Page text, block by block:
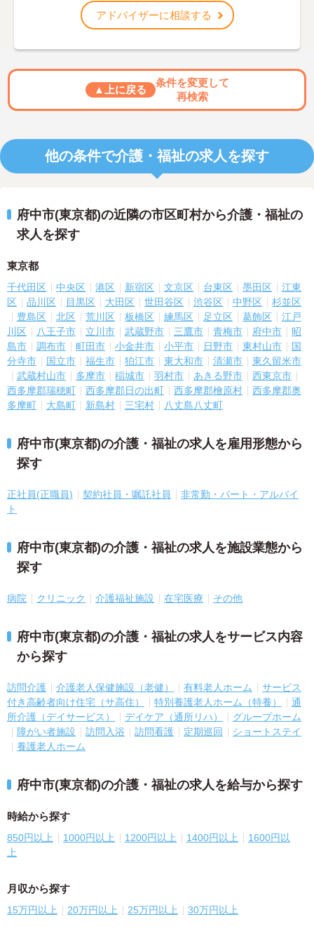
アドバイザーに相談する
▲上に戻る
条件を変更して
再検索
他の条件で介護・福祉の求人を探す
府中市(東京都)の近隣の市区町村から介護・福祉の
求人を探す
東京都
千代田区 中央区 港区 新宿区 文京区 台東区 墨田区
江東
区
品川区 目黒区 大田区 世田谷区 渋谷区 中野区
杉並区
豊島区
北区 荒川区 板橋区 練馬区 足立区 葛飾区
江戸
川区
八王子市 立川市 武蔵野市 三鷹市 青梅市 府中市
昭
島市
調布市 町田市 小金井市 小平市 日野市 東村山市
国
分寺市
国立市 福生市 狛江市 東大和市 清瀬市
東久留米市
武蔵村山市
多摩市 稲城市 羽村市 あきる野市
西東京市
西多摩郡瑞穂町
西多摩郡日の出町 西多摩郡檜原村
西多摩郡奥
多摩町
大島町 新島村 三宅村 八丈島八丈町
府中市(東京都)の介護・福祉の求人を雇用形態から
探す
正社員(正職員) 契約社員・嘱託社員
非常勤・パート・アルバイ
ト
府中市(東京都)の介護・福祉の求人を施設業態から
探す
病院 クリニック 介護福祉施設 在宅医療 その他
府中市(東京都)の介護・福祉の求人をサービス内容
から探す
訪問介護 介護老人保健施設（老健） 有料老人ホーム
サービス
付き高齢者向け住宅（サ高住）
特別養護老人ホーム（特養）
通
所介護（デイサービス）
デイケア（通所リハ）
グループホーム
障がい者施設
訪問入浴 訪問看護 定期巡回
ショートステイ
養護老人ホーム
府中市(東京都)の介護・福祉の求人を給与から探す
時給から探す
850円以上 1000円以上 1200円以上 1400円以上
1600円以
上
月収から探す
15万円以上 20万円以上 25万円以上 30万円以上